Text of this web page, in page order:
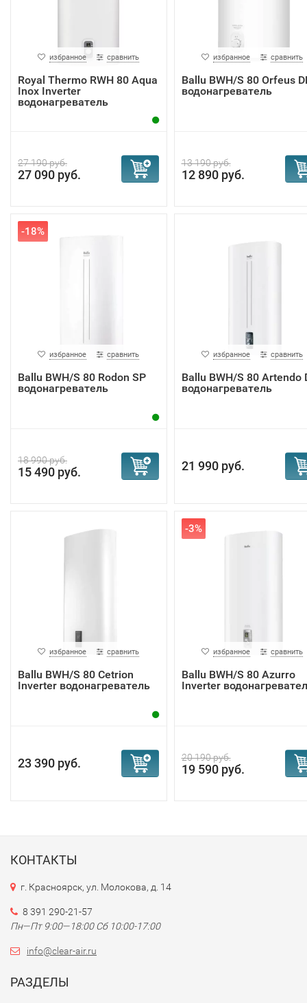
избранное сравнить
Royal Thermo RWH 80 Aqua
Inox Inverter
водонагреватель
27 190 руб.
27 090 руб.
избранное сравнить
Ballu BWH/S 80 Orfeus
водонагреватель
13 190 руб.
12 890 руб.
-18%
избранное сравнить
Ballu BWH/S 80 Rodon SP
водонагреватель
18 990 руб.
15 490 руб.
избранное сравнить
Ballu BWH/S 80 Artendo
водонагреватель
21 990 руб.
избранное сравнить
Ballu BWH/S 80 Cetrion
Inverter водонагреватель
23 390 руб.
-3%
избранное сравнить
Ballu BWH/S 80 Azurro
Inverter
20 190 руб.
19 590 руб.
КОНТАКТЫ
г. Красноярск, ул. Молокова, д. 14
8 391 290-21-57
Пн—Пт 9:00—18:00 Сб 10:00-17:00
info@clear-air.ru
РАЗДЕЛЫ